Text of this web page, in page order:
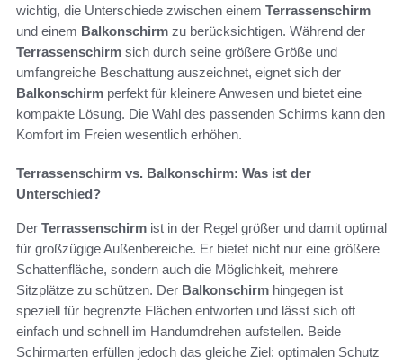
wichtig, die Unterschiede zwischen einem Terrassenschirm
und einem Balkonschirm zu berücksichtigen. Während der
Terrassenschirm sich durch seine größere Größe und
umfangreiche Beschattung auszeichnet, eignet sich der
Balkonschirm perfekt für kleinere Anwesen und bietet eine
kompakte Lösung. Die Wahl des passenden Schirms kann den
Komfort im Freien wesentlich erhöhen.
Terrassenschirm vs. Balkonschirm: Was ist der
Unterschied?
Der Terrassenschirm ist in der Regel größer und damit optimal
für großzügige Außenbereiche. Er bietet nicht nur eine größere
Schattenfläche, sondern auch die Möglichkeit, mehrere
Sitzplätze zu schützen. Der Balkonschirm hingegen ist
speziell für begrenzte Flächen entworfen und lässt sich oft
einfach und schnell im Handumdrehen aufstellen. Beide
Schirmarten erfüllen jedoch das gleiche Ziel: optimalen Schutz